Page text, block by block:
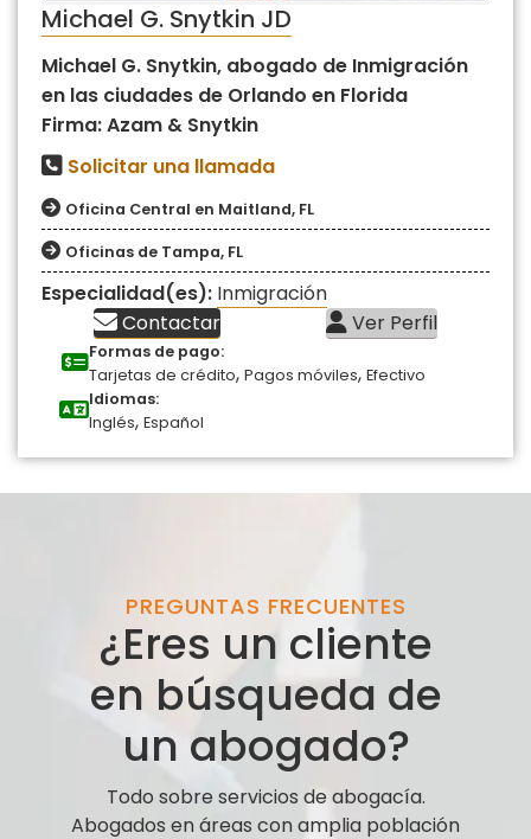
Michael G. Snytkin JD
Michael G. Snytkin, abogado de Inmigración
en las ciudades de Orlando en Florida
Firma: Azam & Snytkin
Solicitar una llamada
Oficina Central en Maitland, FL
Oficinas de Tampa, FL
Especialidad(es): Inmigración
Contactar
Ver Perfil
Formas de pago:
Tarjetas de crédito, Pagos móviles, Efectivo
Idiomas:
Inglés, Español
PREGUNTAS FRECUENTES
¿Eres un cliente
en búsqueda de
un abogado?
Todo sobre servicios de abogacía.
Abogados en áreas con amplia población